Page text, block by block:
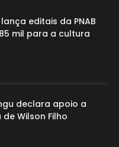
editais da PNAB
mil para a cultura
declara apoio a
Wilson Filho